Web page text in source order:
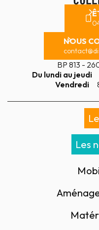
NOUS
BP 813 -
Du lundi au jeudi
Vendredi
Les